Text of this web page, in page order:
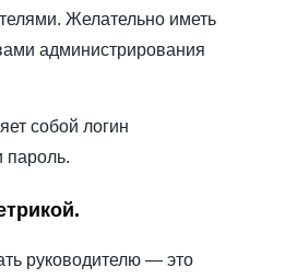
Желательно иметь
администрирования
собой логин
пароль.
руководителю — это